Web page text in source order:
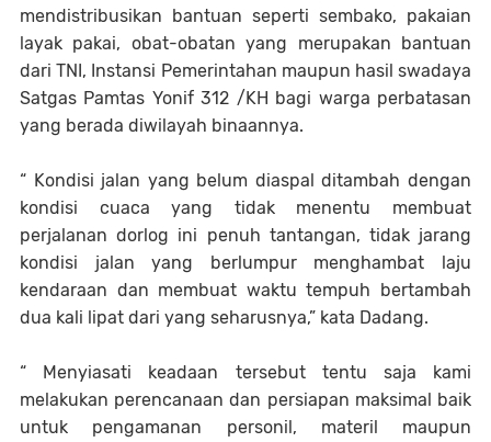
mendistribusikan bantuan seperti sembako, pakaian
layak pakai, obat-obatan yang merupakan bantuan
dari TNI, Instansi Pemerintahan maupun hasil swadaya
Satgas Pamtas Yonif 312 /KH bagi warga perbatasan
yang berada diwilayah binaannya.
“ Kondisi jalan yang belum diaspal ditambah dengan
kondisi cuaca yang tidak menentu membuat
perjalanan dorlog ini penuh tantangan, tidak jarang
kondisi jalan yang berlumpur menghambat laju
kendaraan dan membuat waktu tempuh bertambah
dua kali lipat dari yang seharusnya,” kata Dadang.
“ Menyiasati keadaan tersebut tentu saja kami
melakukan perencanaan dan persiapan maksimal baik
untuk pengamanan personil, materil maupun